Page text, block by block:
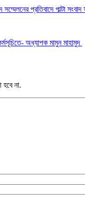
প্রতিবাদে পাল্টা সংবাদ
অধ্যাপক মামুন মাহামুদ
হবে না.